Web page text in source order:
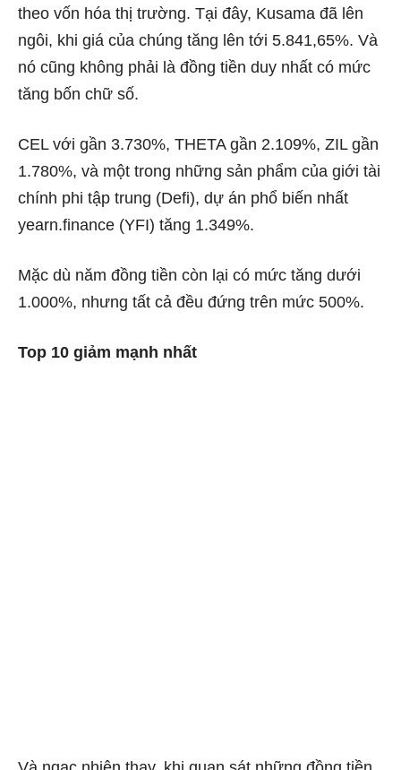
theo vốn hóa thị trường. Tại đây, Kusama đã lên
ngôi, khi giá của chúng tăng lên tới 5.841,65%. Và
nó cũng không phải là đồng tiền duy nhất có mức
tăng bốn chữ số.
CEL với gần 3.730%, THETA gần 2.109%, ZIL gần
1.780%, và một trong những sản phẩm của giới tài
chính phi tập trung (Defi), dự án phổ biến nhất
yearn.finance (YFI) tăng 1.349%.
Mặc dù năm đồng tiền còn lại có mức tăng dưới
1.000%, nhưng tất cả đều đứng trên mức 500%.
Top 10 giảm mạnh nhất